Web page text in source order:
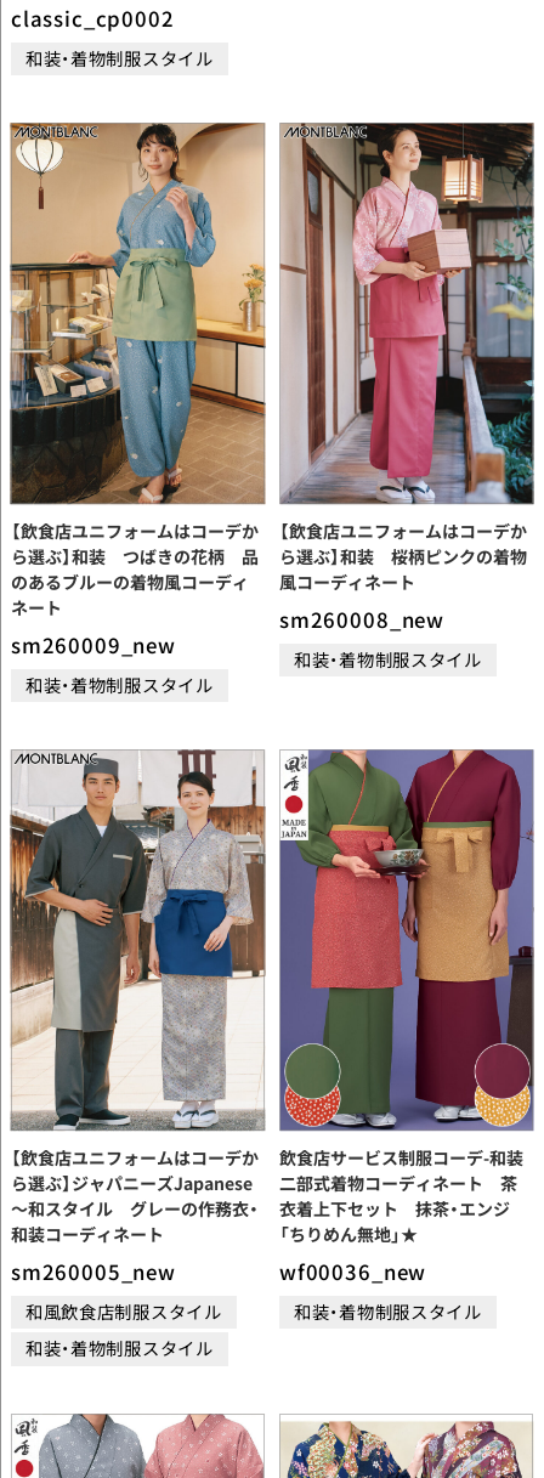
classic_cp0002
和装・着物制服スタイル
【飲食店ユニフォームはコーデか
ら選ぶ】和装 つばきの花柄 品
のあるブルーの着物風コーディ
ネート
sm260009_new
和装・着物制服スタイル
【飲食店ユニフォームはコーデか
ら選ぶ】和装 桜柄ピンクの着物
風コーディネート
sm260008_new
和装・着物制服スタイル
【飲食店ユニフォームはコーデか
ら選ぶ】ジャパニーズJapanese
～和スタイル グレーの作務衣・
和装コーディネート
sm260005_new
和風飲食店制服スタイル
和装・着物制服スタイル
飲食店サービス制服コーデ-和装
二部式着物コーディネート 茶
衣着上下セット 抹茶・エンジ
「ちりめん無地」★
wf00036_new
和装・着物制服スタイル